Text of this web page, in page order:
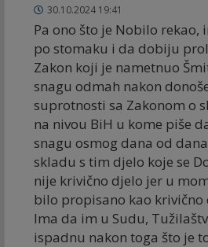
30.10.2024 19:41
Pa ono što je Nobilo rekao,
po stomaku i da dobiju
Zakon koji je nametnuo
snagu odmah nakon
suprotnosti sa Zakonom o
na nivou BiH u kome piše
snagu osmog dana od
skladu s tim djelo koje se
nije krivično djelo jer u
bilo propisano kao krivično
Ima da im u Sudu,
ispadnu nakon toga što je